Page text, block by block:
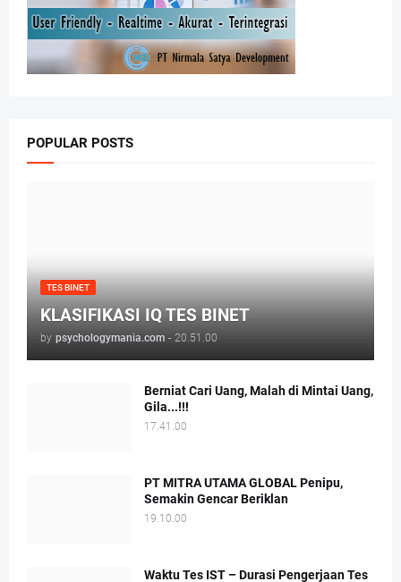
POPULAR POSTS
TES BINET
KLASIFIKASI IQ TES BINET
by psychologymania.com - 20.51.00
Berniat Cari Uang, Malah di Mintai Uang,
Gila...!!!
17.41.00
PT MITRA UTAMA GLOBAL Penipu,
Semakin Gencar Beriklan
19.10.00
Waktu Tes IST – Durasi Pengerjaan Tes